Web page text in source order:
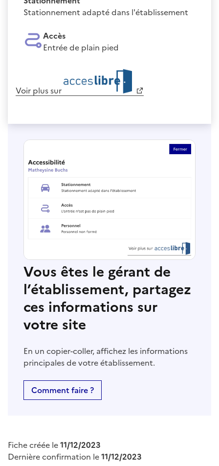
Stationnement adapté dans l'établissement
Accès
Entrée de plain pied
Voir plus sur
Vous êtes le gérant de
l’établissement, partagez
ces informations sur
votre site
En un copier-coller, affichez les informations
principales de votre établissement.
Comment faire ?
Fiche créée le11/12/2023
Dernière confirmation le11/12/2023